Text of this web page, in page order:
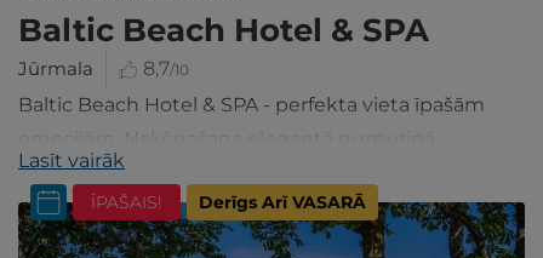
Baltic Beach Hotel & SPA
Jūrmala 8,7/10
Baltic Beach Hotel & SPA - perfekta vieta īpašām
emocijām. Nakšņošana elegantā numuriņā,
vakariņas restorānā, SPA procedūras, baseins u.c.
Rezervējiet!
Lasīt vairāk
ĪPAŠAIS! Derīgs Arī VASARĀ